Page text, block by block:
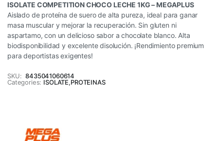
ISOLATE COMPETITION CHOCO LECHE 1KG – MEGAPLUS
Aislado de proteína de suero de alta pureza, ideal para ganar
masa muscular y mejorar la recuperación. Sin gluten ni
aspartamo, con un delicioso sabor a chocolate blanco. Alta
biodisponibilidad y excelente disolución. ¡Rendimiento premium
para deportistas exigentes!
SKU: 8435041060614
Categories: ISOLATE,PROTEINAS